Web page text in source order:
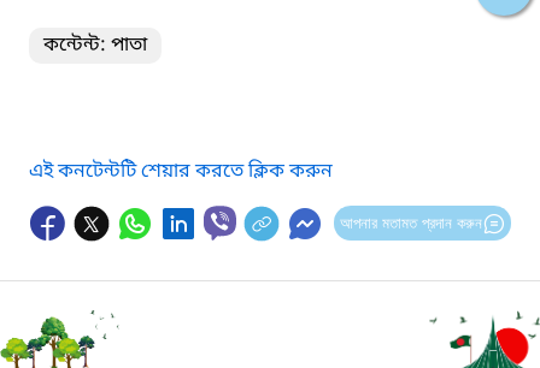
কন্টেন্ট: পাতা
এই কনটেন্টটি শেয়ার করতে ক্লিক করুন
আপনার মতামত প্রদান করুন